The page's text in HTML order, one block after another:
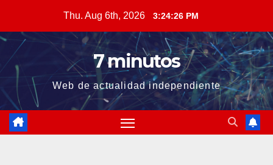
content
Thu. Aug 6th, 2026 3:24:26 PM
7 minutos
Web de actualidad independiente